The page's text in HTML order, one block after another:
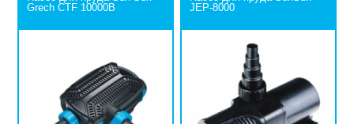
Grech CTF 10000B
JEP-8000